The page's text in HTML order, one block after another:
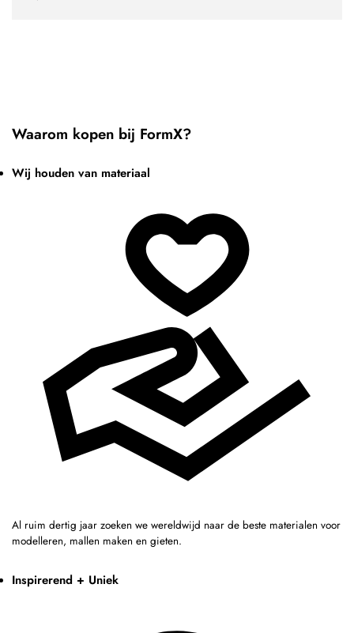
Waarom kopen bij FormX?
Wij houden van materiaal
Al ruim dertig jaar zoeken we wereldwijd naar de beste materialen voor
modelleren, mallen maken en gieten.
Inspirerend + Uniek